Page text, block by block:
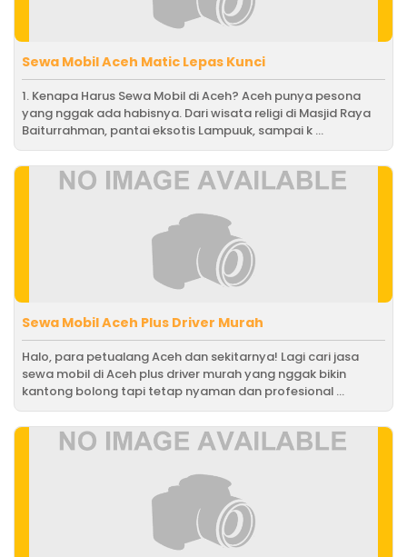
Sewa Mobil Aceh Matic Lepas Kunci
1. Kenapa Harus Sewa Mobil di Aceh? Aceh punya pesona
yang nggak ada habisnya. Dari wisata religi di Masjid Raya
Baiturrahman, pantai eksotis Lampuuk, sampai k ...
Sewa Mobil Aceh Plus Driver Murah
Halo, para petualang Aceh dan sekitarnya! Lagi cari jasa
sewa mobil di Aceh plus driver murah yang nggak bikin
kantong bolong tapi tetap nyaman dan profesional ...